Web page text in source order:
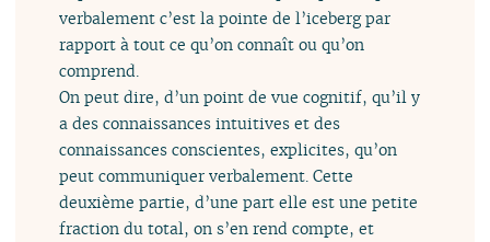
verbalement c’est la pointe de l’iceberg par
rapport à tout ce qu’on connaît ou qu’on
comprend.
On peut dire, d’un point de vue cognitif, qu’il y
a des connaissances intuitives et des
connaissances conscientes, explicites, qu’on
peut communiquer verbalement. Cette
deuxième partie, d’une part elle est une petite
fraction du total, on s’en rend compte, et